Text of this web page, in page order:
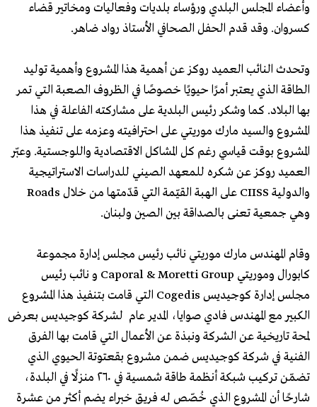
وأعضاء المجلس البلدي ورؤساء بلديات وفعاليات ومخاتير قضاء
كسروان. وقد قدم الحفل الصحافي الأستاذ رواد ضاهر.
وتحدث النائب العميد روكز عن أهمية هذا المشروع وأهمية توليد
الطاقة الذي يعتبر أمرًا حيويًا خصوصًا في الظروف الصعبة التي تمر
بها البلاد. كما وشكر رئيس البلدية على مشاركته الفاعلة في هذا
المشروع والسيد مارك موريتي على احترافيته وعزمه على تنفيذ هذا
المشروع بوقت قياسي رغم كل المشاكل الاقتصادية واللوجستية. وعبّر
العميد روكز عن شكره للمعهد الصيني للدراسات الاستراتيجية
والدولية CIISS على الهبة القيّمة التي قدّمتها من خلال Roads
وهي جمعية تعنى بالصداقة بين الصين ولبنان.
وقام المهندس مارك موريتي نائب رئيس مجلس إدارة مجموعة
كابورال وموريتي Caporal & Moretti Group و نائب رئيس
مجلس إدارة كوجيديس Cogedis التي قامت بتنفيذ هذا المشروع
الكبير مع المهندس فادي صوايا، المدير عام لشركة كوجيديس بعرض
لمحة تاريخية عن الشركة ونبذة عن الأعمال التي قامت بها الفرق
الفنية في شركة كوجيديس ضمن مشروع بقعتوتة الحيوي الذي
تضمّن تركيب شبكة أنظمة طاقة شمسية في ٢٦٠ منزلًا في البلدة،
شارحًا أن المشروع الذي خُصّص له فريق خبراء يضم أكثر من عشرة